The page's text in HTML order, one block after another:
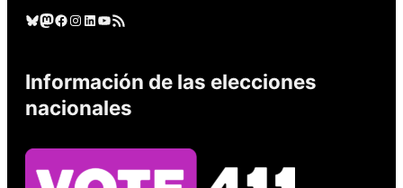
Cielo azul Mastodonte Facebook Instagram LinkedIn YouTube Feed RSS
Información de las elecciones
nacionales